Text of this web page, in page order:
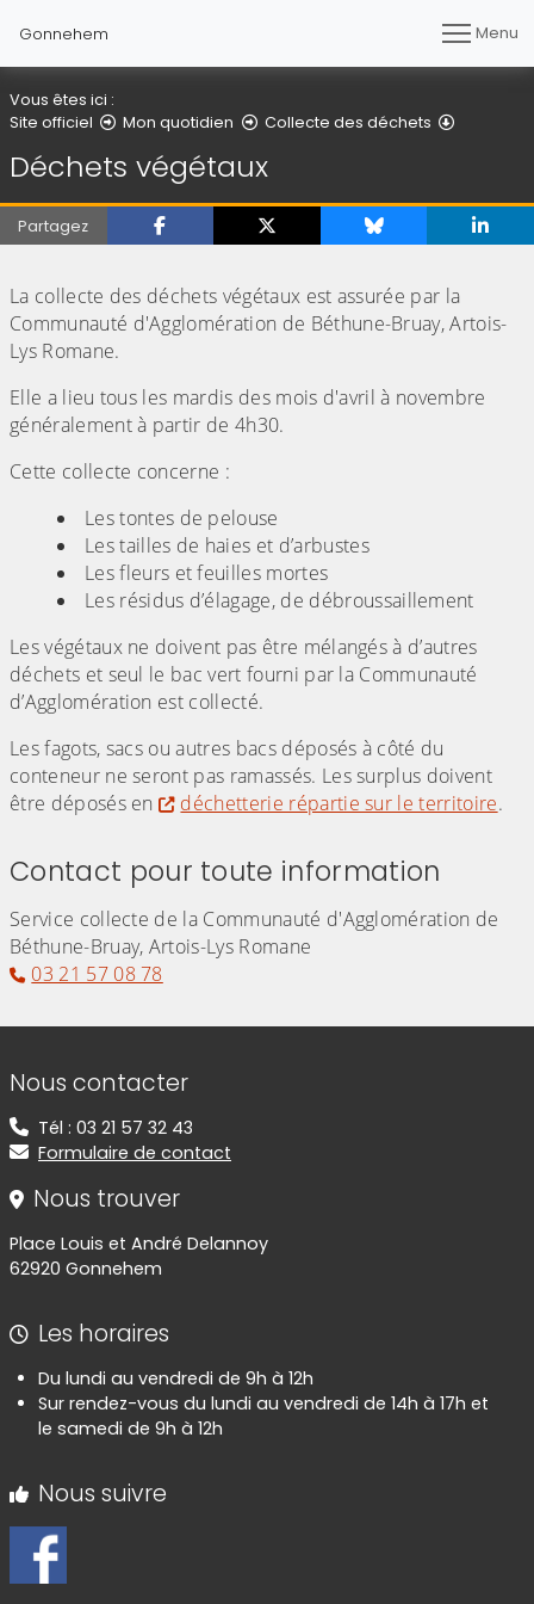
Gonnehem Menu
Vous êtes ici :
Site officiel
Mon quotidien Collecte des déchets
Déchets végétaux
Partagez
La collecte des déchets végétaux est assurée par la
Communauté d'Agglomération de Béthune-Bruay, Artois-
Lys Romane.
Elle a lieu tous les mardis des mois d'avril à novembre
généralement à partir de 4h30.
Cette collecte concerne :
Les tontes de pelouse
Les tailles de haies et d’arbustes
Les fleurs et feuilles mortes
Les résidus d’élagage, de débroussaillement
Les végétaux ne doivent pas être mélangés à d’autres
déchets et seul le bac vert fourni par la Communauté
d’Agglomération est collecté.
Les fagots, sacs ou autres bacs déposés à côté du
conteneur ne seront pas ramassés. Les surplus doivent
être déposés en
déchetterie répartie sur le territoire.
Contact pour toute information
Service collecte de la Communauté d'Agglomération de
Béthune-Bruay, Artois-Lys Romane
03 21 57 08 78
Informations de contact
Nous contacter
Tél : 03 21 57 32 43
Formulaire de contact
Nous trouver
Place Louis et André Delannoy
62920 Gonnehem
Les horaires
Du lundi au vendredi de 9h à 12h
Sur rendez-vous du lundi au vendredi de 14h à 17h et
le samedi de 9h à 12h
Nous suivre